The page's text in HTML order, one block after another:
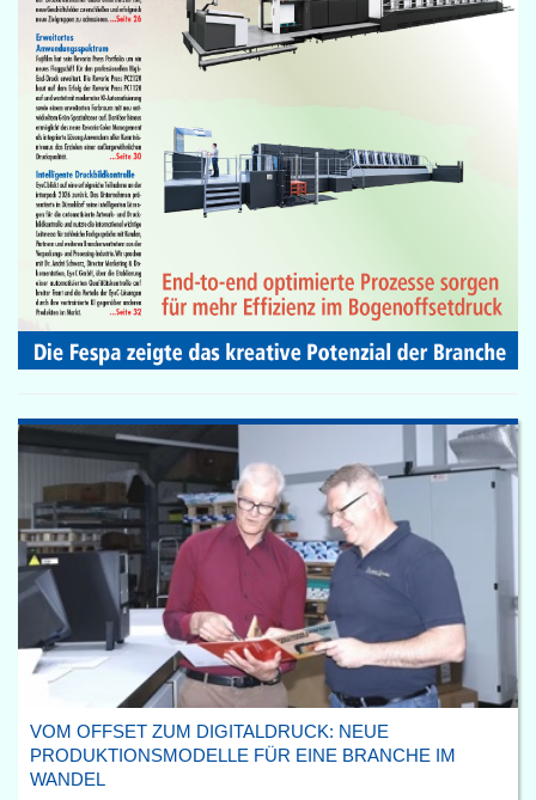
VOM OFFSET ZUM DIGITALDRUCK: NEUE
PRODUKTIONSMODELLE FÜR EINE BRANCHE IM
WANDEL